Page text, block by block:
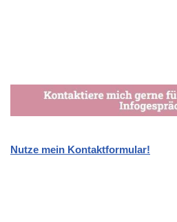
Nutze mein Kontaktformular!